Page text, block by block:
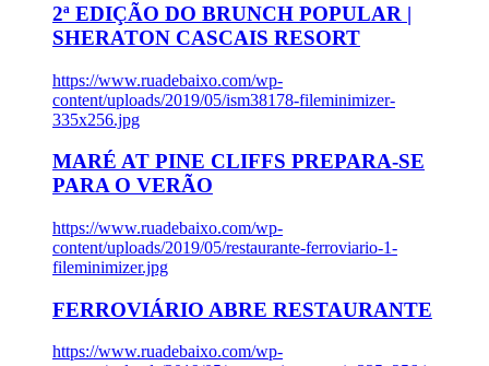
2ª EDIÇÃO DO BRUNCH POPULAR |
SHERATON CASCAIS RESORT
https://www.ruadebaixo.com/wp-
content/uploads/2019/05/ism38178-fileminimizer-
335x256.jpg
MARÉ AT PINE CLIFFS PREPARA-SE
PARA O VERÃO
https://www.ruadebaixo.com/wp-
content/uploads/2019/05/restaurante-ferroviario-1-
fileminimizer.jpg
FERROVIÁRIO ABRE RESTAURANTE
https://www.ruadebaixo.com/wp-